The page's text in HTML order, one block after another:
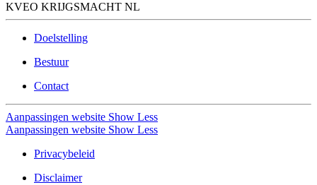
KVEO KRIJGSMACHT NL
Doelstelling
Bestuur
Contact
Aanpassingen website Show Less
Aanpassingen website Show Less
Privacybeleid
Disclaimer